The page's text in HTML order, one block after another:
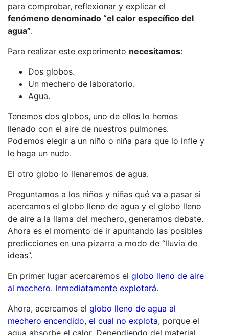
para comprobar, reflexionar y explicar el
fenómeno denominado “el calor específico del
agua”.
Para realizar este experimento necesitamos:
Dos globos.
Un mechero de laboratorio.
Agua.
Tenemos dos globos, uno de ellos lo hemos
llenado con el aire de nuestros pulmones.
Podemos elegir a un niño o niña para que lo infle y
le haga un nudo.
El otro globo lo llenaremos de agua.
Preguntamos a los niños y niñas qué va a pasar si
acercamos el globo lleno de agua y el globo lleno
de aire a la llama del mechero, generamos debate.
Ahora es el momento de ir apuntando las posibles
predicciones en una pizarra a modo de “lluvia de
ideas”.
En primer lugar acercaremos el globo lleno de aire
al mechero. Inmediatamente explotará.
Ahora, acercamos el globo lleno de agua al
mechero encendido, el cual no explota, porque el
agua absorbe el calor. Dependiendo del material